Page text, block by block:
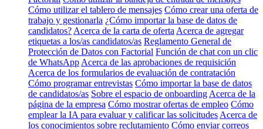
Cómo utilizar el tablero de mensajes Cómo crear una oferta de
trabajo y gestionarla ¿Cómo importar la base de datos de
candidatos? Acerca de la carta de oferta Acerca de agregar
etiquetas a los/as candidatos/as Reglamento General de
Protección de Datos con Factorial Función de chat con un clic
de WhatsApp Acerca de las aprobaciones de requisición
Acerca de los formularios de evaluación de contratación
Cómo programar entrevistas Cómo importar la base de datos
de candidatos/as Sobre el espacio de onboarding Acerca de la
página de la empresa Cómo mostrar ofertas de empleo Cómo
emplear la IA para evaluar y calificar las solicitudes Acerca de
los conocimientos sobre reclutamiento Cómo enviar correos